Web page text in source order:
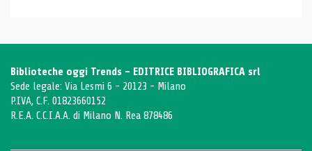
Biblioteche oggi Trends - EDITRICE BIBLIOGRAFICA srl
Sede legale: Via Lesmi 6 - 20123 - Milano
P.IVA, C.F. 01823660152
R.E.A. C.C.I.A.A. di Milano N. Rea 878486